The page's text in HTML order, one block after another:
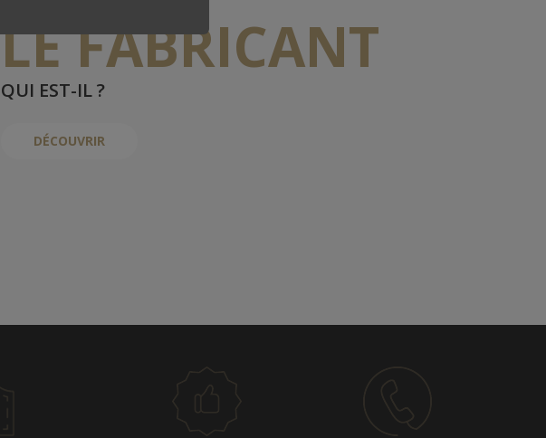
LE FABRICANT
QUI EST-IL ?
DÉCOUVRIR